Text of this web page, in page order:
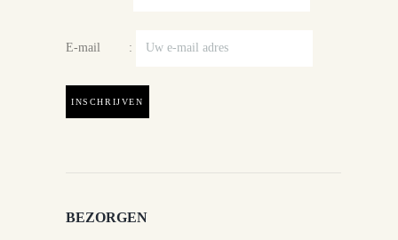
E-mail :
BEZORGEN